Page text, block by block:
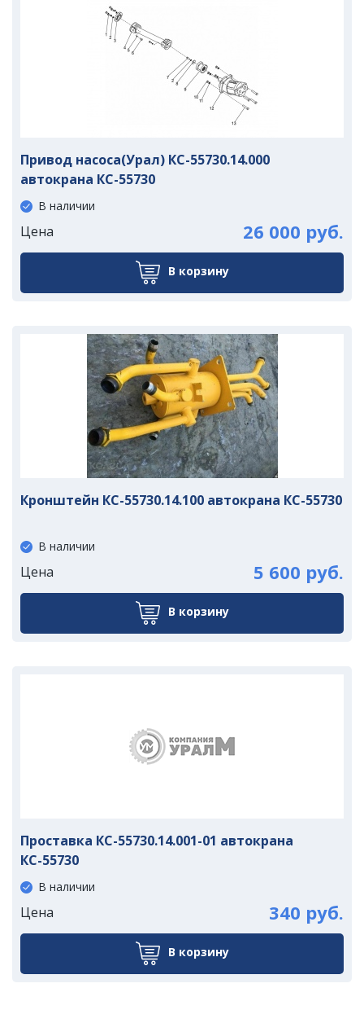
Привод насоса(Урал) КС-55730.14.000
автокрана КС-55730
В наличии
Цена 26 000 руб.
В корзину
Кронштейн КС-55730.14.100 автокрана КС-55730
В наличии
Цена 5 600 руб.
В корзину
Проставка КС-55730.14.001-01 автокрана
КС-55730
В наличии
Цена 340 руб.
В корзину